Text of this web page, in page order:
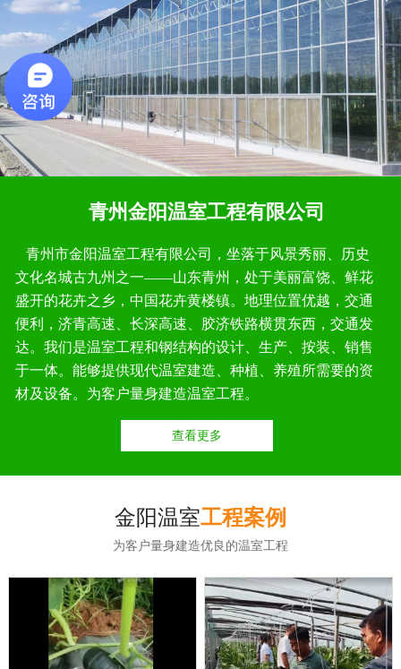
青州金阳温室工程有限公司
青州市金阳温室工程有限公司，坐落于风景秀丽、历史
文化名城古九州之一——山东青州，处于美丽富饶、鲜花
盛开的花卉之乡，中国花卉黄楼镇。地理位置优越，交通
便利，济青高速、长深高速、胶济铁路横贯东西，交通发
达。我们是温室工程和钢结构的设计、生产、按装、销售
于一体。能够提供现代温室建造、种植、养殖所需要的资
材及设备。为客户量身建造温室工程。
查看更多
金阳温室工程案例
为客户量身建造优良的温室工程